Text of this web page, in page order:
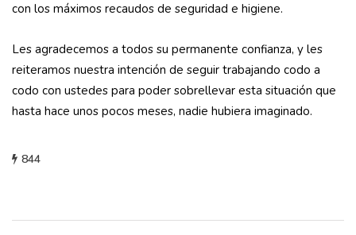
con los máximos recaudos de se­guridad e higiene.
Les agradecemos a todos su permanente confianza, y les
reiteramos nuestra inten­ción de seguir trabajando codo a
codo con ustedes para poder sobrellevar esta situa­ción que
hasta hace unos pocos meses, na­die hubiera imaginado.
844